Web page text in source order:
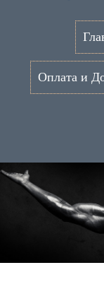
Оплата и